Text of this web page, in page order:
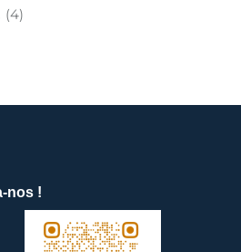
(4)
nos !